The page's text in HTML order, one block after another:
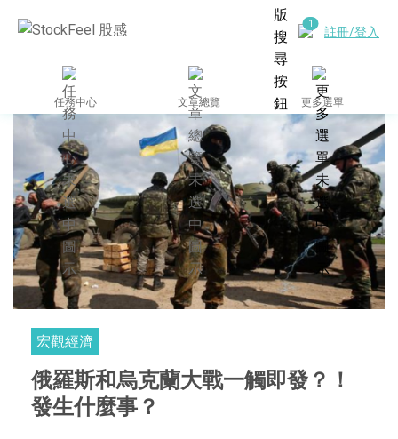
註冊/登入
任務中心 文章總覽 更多選單
宏觀經濟
俄羅斯和烏克蘭大戰一觸即發？！
發生什麼事？